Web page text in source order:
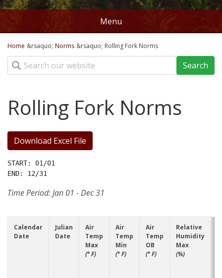
Menu
Home
Stations
Ag Weather Tools
DD50's and DD60's
Rice DD50
Soybean Planting Recommendations
Pond Temperature Predictions
Crop Links
Norms
Charleston
You are here
Home &rsaquo; Norms &rsaquo; Rolling Fork Norms
Search
Rolling Fork Norms
Download Excel File
START: 01/01
Time Period: Jan 01 - Dec 31
Calendar
Date
Julian
Date
Air
Temp
Max
(° F)
Air
Temp
Min
(° F)
Air
Temp
OB
(° F)
Relative
Humidity
Max
(%)